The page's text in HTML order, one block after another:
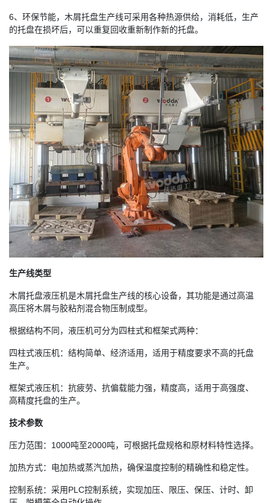
6、环保节能，木屑托盘生产线可采用各种热源供给，消耗低，生产
的托盘在损坏后，可以重复回收重新制作新的托盘。
生产线类型
木屑托盘液压机是木屑托盘生产线的核心设备，其功能是通过高温
高压将木屑与胶粘剂混合物压制成型。
根据结构不同，液压机可分为四柱式和框架式两种：
四柱式液压机：结构简单、经济适用，适用于精度要求不高的托盘
生产。
框架式液压机：抗疲劳、抗偏载能力强，精度高，适用于高强度、
高精度托盘的生产。
技术参数
压力范围：1000吨至2000吨，可根据托盘规格和原材料特性选择。
加热方式：电加热或蒸汽加热，确保温度控制的精确性和稳定性。
控制系统：采用PLC控制系统，实现加压、限压、保压、计时、卸